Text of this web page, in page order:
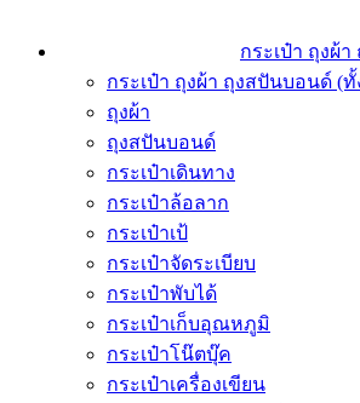
กระเป๋า ถุงผ้
กระเป๋า ถุงผ้า ถุงสปันบอนด์ (
ถุงผ้า
ถุงสปันบอนด์
กระเป๋าเดินทาง
กระเป๋าล้อลาก
กระเป๋าเป้
กระเป๋าจัดระเบียบ
กระเป๋าพับได้
กระเป๋าเก็บอุณหภูมิ
กระเป๋าโน๊ตบุ๊ค
กระเป๋าเครื่องเขียน